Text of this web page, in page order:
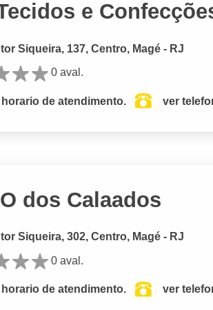
e
Siqueira, 137, Centro, Magé - RJ
0 aval.
de atendimento. ver
dos Calaados
Siqueira, 302, Centro, Magé - RJ
0 aval.
de atendimento. ver